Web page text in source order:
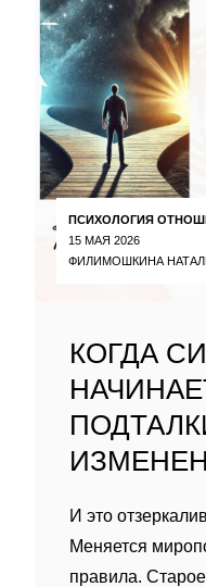
ПСИХОЛОГИЯ
15 МАЯ 2026
ФИЛИМОШКИНА
КОГДА
И это
Меняется
правила.